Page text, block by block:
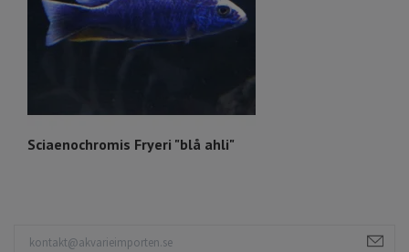
Sciaenochromis Fryeri "blå ahli"